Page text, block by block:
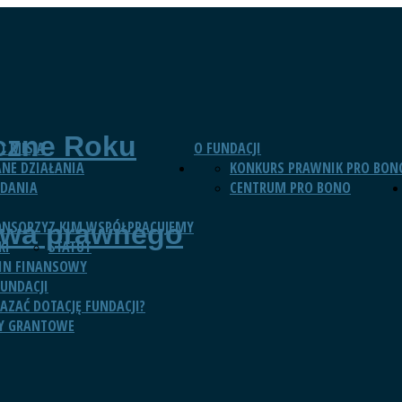
O FUNDACJI
MISJA
DZIAŁANIA
Z KIM WSPÓŁPRACUJEMY
STATUT
FINANSOWY
DOTACJĘ FUNDACJI?
GRANTOWE
KONKURS PRAWNIK PRO
CENTRUM PRO BONO
Roku
prawnego